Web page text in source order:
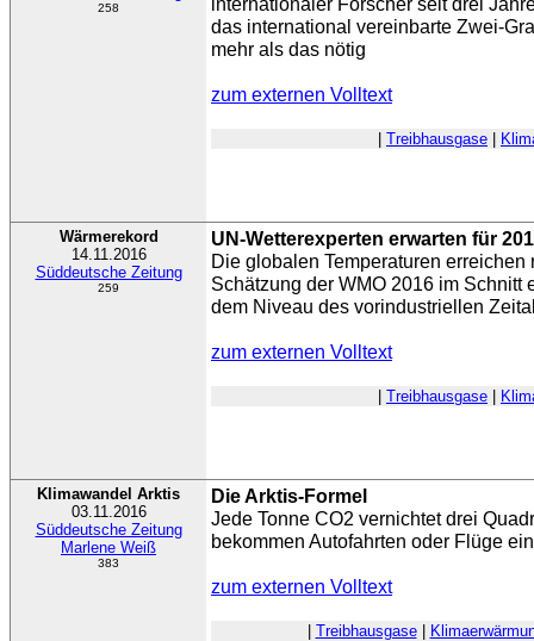
258
das international vereinbarte Zwei-
mehr als das nötig
zum externen Volltext
Treibhausgase
Wärmerekord
14.11.2016
Süddeutsche Zeitung
259
UN-Wetterexperten erwarten für
Die globalen Temperaturen
Schätzung der WMO 2016 im Schnitt
dem Niveau des vorindustriellen
zum externen Volltext
Treibhausgase
Klimawandel Arktis
03.11.2016
Süddeutsche Zeitung
Marlene Weiß
383
Die Arktis-Formel
Jede Tonne CO2 vernichtet drei
bekommen Autofahrten oder Flüge
zum externen Volltext
Treibhausgase|